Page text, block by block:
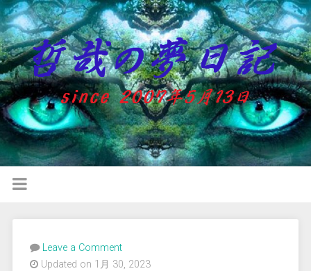
Leave a Comment
Updated on 1月 30, 2023